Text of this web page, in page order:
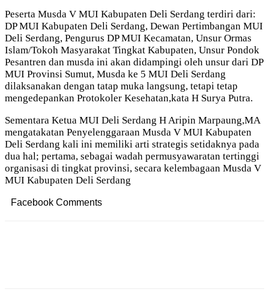
Peserta Musda V MUI Kabupaten Deli Serdang terdiri dari:
DP MUI Kabupaten Deli Serdang, Dewan Pertimbangan MUI
Deli Serdang, Pengurus DP MUI Kecamatan, Unsur Ormas
Islam/Tokoh Masyarakat Tingkat Kabupaten, Unsur Pondok
Pesantren dan musda ini akan didampingi oleh unsur dari DP
MUI Provinsi Sumut, Musda ke 5 MUI Deli Serdang
dilaksanakan dengan tatap muka langsung, tetapi tetap
mengedepankan Protokoler Kesehatan,kata H Surya Putra.
Sementara Ketua MUI Deli Serdang H Aripin Marpaung,MA
mengatakatan Penyelenggaraan Musda V MUI Kabupaten
Deli Serdang kali ini memiliki arti strategis setidaknya pada
dua hal; pertama, sebagai wadah permusyawaratan tertinggi
organisasi di tingkat provinsi, secara kelembagaan Musda V
MUI Kabupaten Deli Serdang
Facebook Comments